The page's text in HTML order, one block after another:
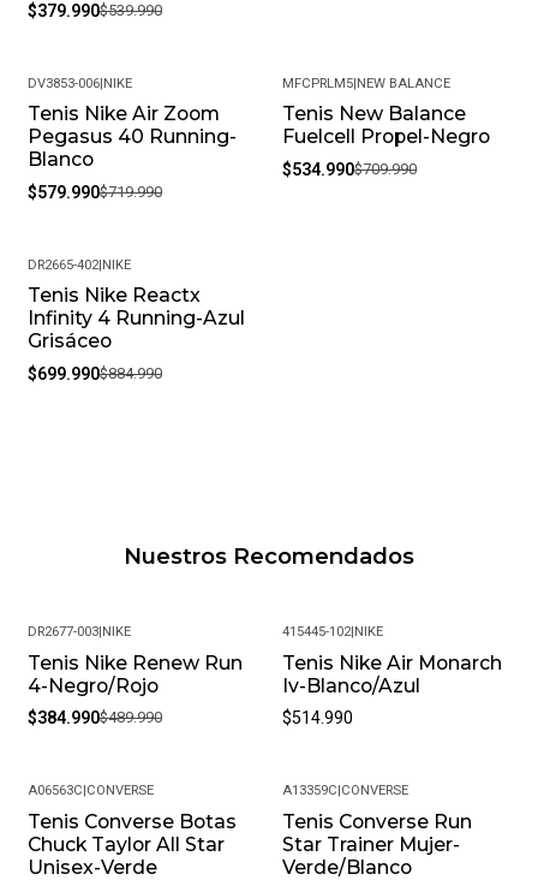
$379.990$539.990
-19%
DV3853-006|NIKE
Tenis Nike Air Zoom
Pegasus 40 Running-
Blanco
$579.990$719.990
-25%
MFCPRLM5|NEW BALANCE
Tenis New Balance
Fuelcell Propel-Negro
$534.990$709.990
-21%
DR2665-402|NIKE
Tenis Nike Reactx
Infinity 4 Running-Azul
Grisáceo
$699.990$884.990
Nuestros Recomendados
-21%
DR2677-003|NIKE
Tenis Nike Renew Run
4-Negro/Rojo
$384.990$489.990
415445-102|NIKE
Tenis Nike Air Monarch
Iv-Blanco/Azul
$514.990
-14%
A06563C|CONVERSE
Tenis Converse Botas
Chuck Taylor All Star
Unisex-Verde
-19%
A13359C|CONVERSE
Tenis Converse Run
Star Trainer Mujer-
Verde/Blanco